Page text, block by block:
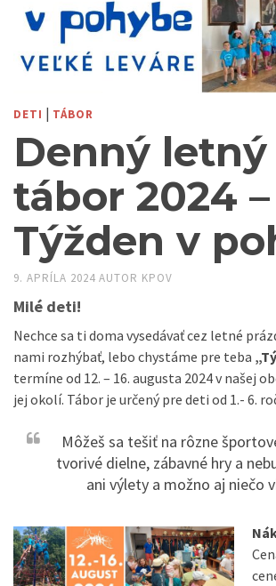
DETI | TÁBOR
Denný letný
tábor 2024 –
Týžden v
9. APRÍLA 2024 AUTOR KPOV
Milé deti!
Nechce sa ti doma vysedávať cez letné
nami rozhýbať, lebo chystáme pre teba
termíne od 12. – 16. augusta 2024 v našej
jej okolí. Tábor je určený pre deti od 1.- 6.
Môžeš sa tešiť na rôzne
tvorivé dielne, zábavné hry a
ani výlety a možno aj niečo